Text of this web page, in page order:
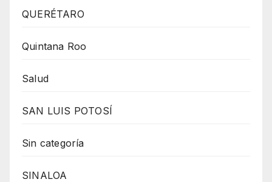
QUERÉTARO
Quintana Roo
Salud
SAN LUIS POTOSÍ
Sin categoría
SINALOA